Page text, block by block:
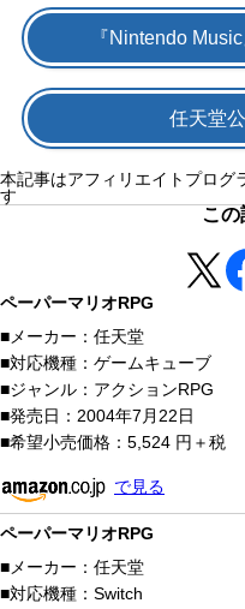
『Nintendo
任天堂
本記事はアフィリエイトプログ
す
この
ペーパーマリオRPG
メーカー： 任天堂
対応機種： ゲームキューブ
ジャンル： アクションRPG
発売日： 2004年7月22日
希望小売価格： 5,524 円＋税
で見る
ペーパーマリオRPG
メーカー： 任天堂
対応機種： Switch